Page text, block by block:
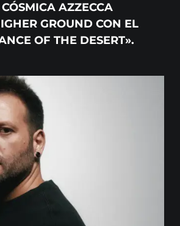
AZZECCA
GROUND CON EL
OF THE DESERT».